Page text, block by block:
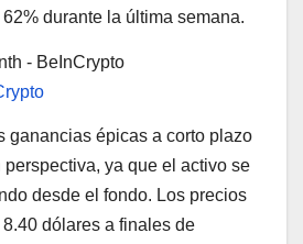
durante la última semana.
ganancias épicas a corto plazo
ya que el activo se
desde el fondo. Los precios
dólares a finales de